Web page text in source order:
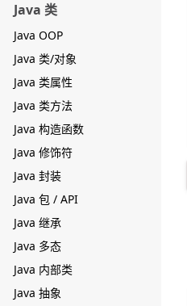
Java 类
Java OOP
Java 类/对象
Java 类属性
Java 类方法
Java 构造函数
Java 修饰符
Java 封装
Java 包 / API
Java 继承
Java 多态
Java 内部类
Java 抽象